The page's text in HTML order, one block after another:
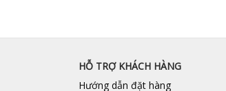
HỖ TRỢ KHÁCH HÀNG
Hướng dẫn đặt hàng